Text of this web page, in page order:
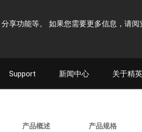
享功能等。 如果您需要更多信息，请
Support 新闻中心 关于精英
产品概述 产品规格